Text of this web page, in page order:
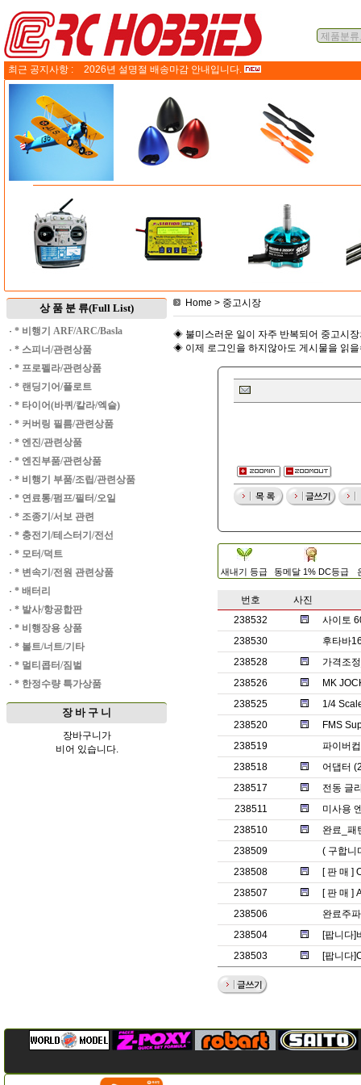
최근 공지사항 : 2026년 설명절 배송마감 안내입니다.
상 품 분 류(Full List)
· * 비행기 ARF/ARC/Basla
· * 스피너/관련상품
· * 프로펠라/관련상품
· * 랜딩기어/플로트
· * 타이어(바퀴/칼라/엑슬)
· * 커버링 필름/관련상품
· * 엔진/관련상품
· * 엔진부품/관련상품
· * 비행기 부품/조립/관련상품
· * 연료통/펌프/필터/오일
· * 조종기/서보 관련
· * 충전기/테스터기/전선
· * 모터/덕트
· * 변속기/전원 관련상품
· * 배터리
· * 발사/항공합판
· * 비행장용 상품
· * 볼트/너트/기타
· * 멀티콥터/짐벌
· * 한정수량 특가상품
장 바 구 니
장바구니가
비어 있습니다.
Home > 중고시장
◈ 불미스러운 일이 자주 반복되어 중고시
◈ 이제 로그인을 하지않아도 게시물을 읽
새내기 등급 동메달 1% DC등급
번호
사진
238532
사이토
238530
후타바
238528
가격조
238526
MK
238525
1/4
238520
FMS
238519
파이버
238518
어댑터
238517
전동 글
238511
미사용
238510
완료_패
238509
( 구합니
238508
[ 판 매 ]
238507
[ 판 매 ]
238506
완료주
238504
[팝니다]
238503
[팝니다